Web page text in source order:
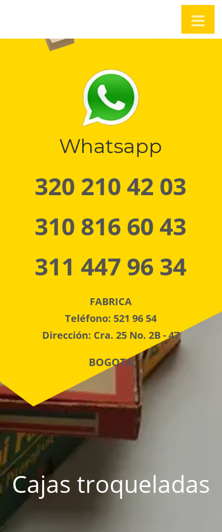
Whatsapp
320 210 42 03
310 816 60 43
311 447 96 34
FABRICA
Teléfono: 521 96 54
Dirección: Cra. 25 No. 2B - 47
BOGOTA
Cajas troqueladas